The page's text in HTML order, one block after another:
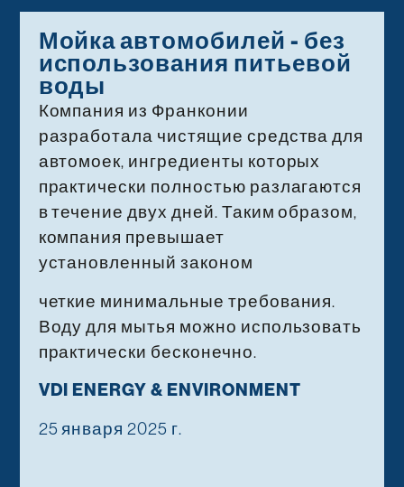
Мойка автомобилей - без
использования питьевой
воды
Компания из Франконии
разработала чистящие средства для
автомоек, ингредиенты которых
практически полностью разлагаются
в течение двух дней. Таким образом,
компания превышает
установленный законом
четкие минимальные требования.
Воду для мытья можно использовать
практически бесконечно.
VDI ENERGY & ENVIRONMENT
25 января 2025 г.